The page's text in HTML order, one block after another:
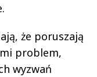
że poruszają
problem,
wyzwań